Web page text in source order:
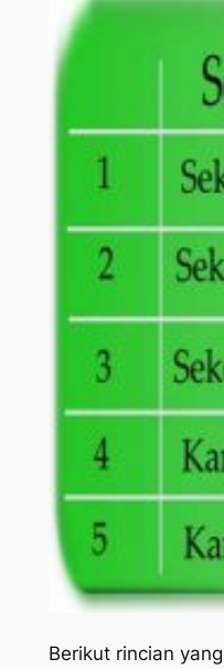
Berikut rincian